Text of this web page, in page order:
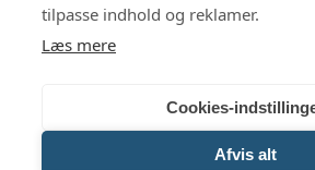
ISO 9001 Certificeret
tilpasse indhold og reklamer.
Læs mere
Cookies-
Afvis alt